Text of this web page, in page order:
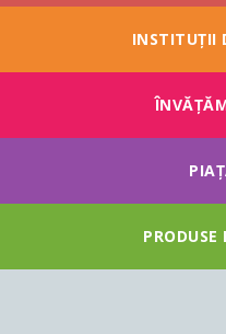
INSTITUȚII
PRODUSE